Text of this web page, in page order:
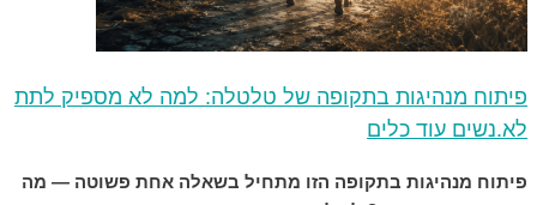
פיתוח מנהיגות בתקופה של טלטלה: למה לא מספיק לתת
לא.נשים עוד כלים
פיתוח מנהיגות בתקופה הזו מתחיל בשאלה אחת פשוטה — מה